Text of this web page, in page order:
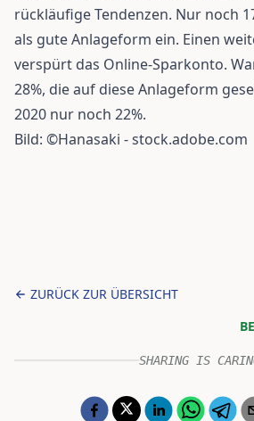
rückläufige Tendenzen. Nur noch
als gute Anlageform ein. Einen
verspürt das Online-Sparkonto.
28%, die auf diese Anlageform
2020 nur noch 22%.
Bild: ©Hanasaki - stock.adobe.com
ZURÜCK ZUR ÜBERSICHT
SHARING IS